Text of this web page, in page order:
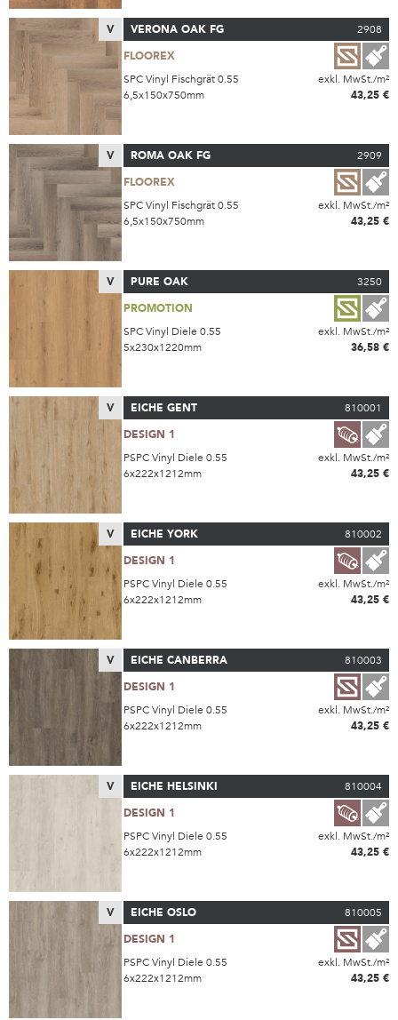
V VERONA OAK FG
2908
FLOOREX
SPC Vinyl Fischgrät 0.55
exkl. MwSt./m²
6,5x150x750mm
43,25 €
V ROMA OAK FG
2909
FLOOREX
SPC Vinyl Fischgrät 0.55
exkl. MwSt./m²
6,5x150x750mm
43,25 €
V PURE OAK
3250
PROMOTION
SPC Vinyl Diele 0.55
exkl. MwSt./m²
5x230x1220mm
36,58 €
V EICHE GENT
810001
DESIGN 1
PSPC Vinyl Diele 0.55
exkl. MwSt./m²
6x222x1212mm
43,25 €
V EICHE YORK
810002
DESIGN 1
PSPC Vinyl Diele 0.55
exkl. MwSt./m²
6x222x1212mm
43,25 €
V EICHE CANBERRA
810003
DESIGN 1
PSPC Vinyl Diele 0.55
exkl. MwSt./m²
6x222x1212mm
43,25 €
V EICHE HELSINKI
810004
DESIGN 1
PSPC Vinyl Diele 0.55
exkl. MwSt./m²
6x222x1212mm
43,25 €
V EICHE OSLO
810005
DESIGN 1
PSPC Vinyl Diele 0.55
exkl. MwSt./m²
6x222x1212mm
43,25 €